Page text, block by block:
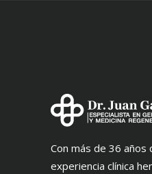
Con más de 36 años
experiencia clínica